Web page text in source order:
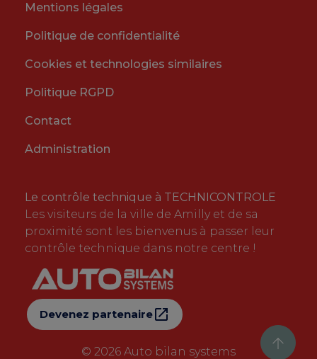
Mentions légales
Politique de confidentialité
Cookies et technologies similaires
Politique RGPD
Contact
Administration
Le contrôle technique à TECHNICONTROLE
Les visiteurs de la ville de Amilly et de sa
proximité sont les bienvenus à passer leur
contrôle technique dans notre centre !
Devenez partenaire
© 2026 Auto bilan systems